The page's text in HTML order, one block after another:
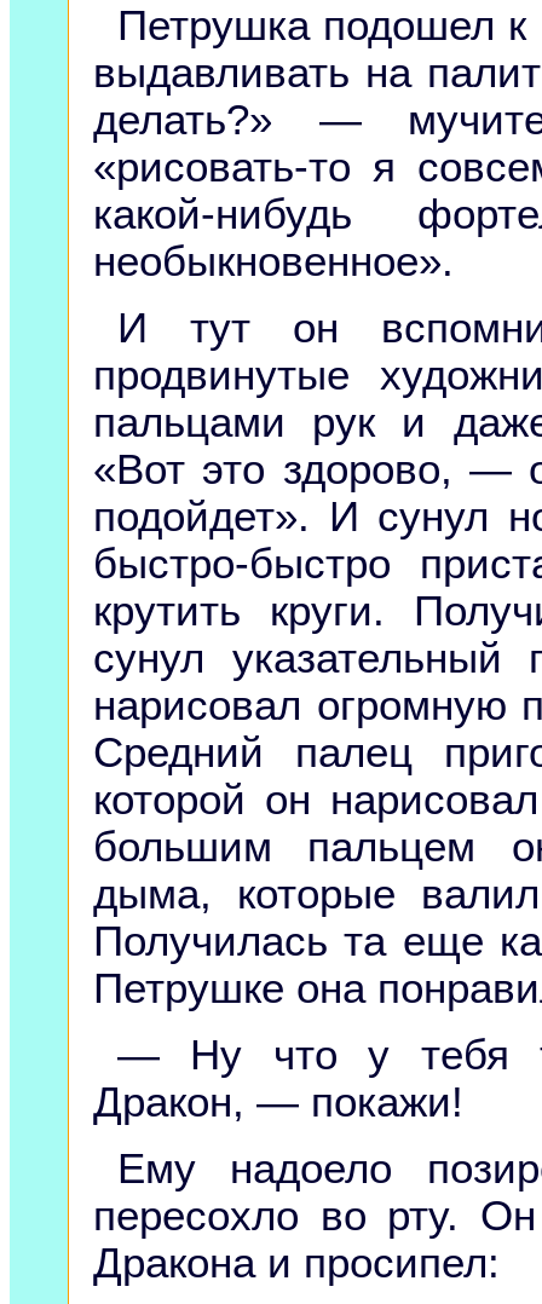
Петрушка подошел к
выдавливать на
делать?» —
«рисовать-то я
какой-нибудь
необыкновенное».
И тут он
продвинутые
пальцами рук и
«Вот это здорово, —
подойдет». И сунул
быстро-быстро
крутить круги.
сунул
нарисовал огромную
Средний палец
которой он
большим пальцем
дыма, которые
Получилась та еще
Петрушке она
— Ну что у тебя
Дракон, — покажи!
Ему надоело
пересохло во рту.
Дракона и просипел: